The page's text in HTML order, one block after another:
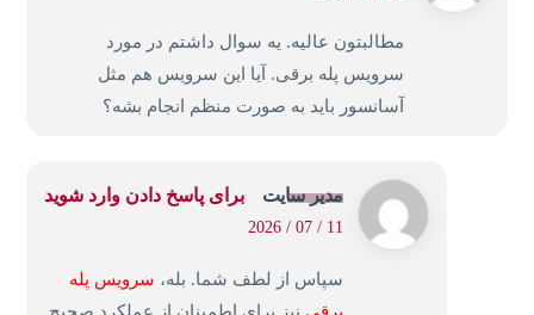
مطالبتون عالیه. یه سوال داشتم در مورد
سرویس پله برقی. آیا این سرویس هم مثل
آسانسور باید به صورت منظم انجام بشه؟
مدیر سایت
11 / 07 / 2026
سپاس از لطف شما. بله، سرویس پله
برای پاسخ دادن وارد شوید